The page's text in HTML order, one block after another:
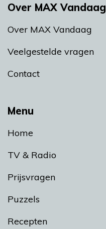
Menu
Home
TV & Radio
Prijsvragen
Puzzels
Recepten
Over MAX Vandaag
Over MAX Vandaag
Veelgestelde vragen
Contact